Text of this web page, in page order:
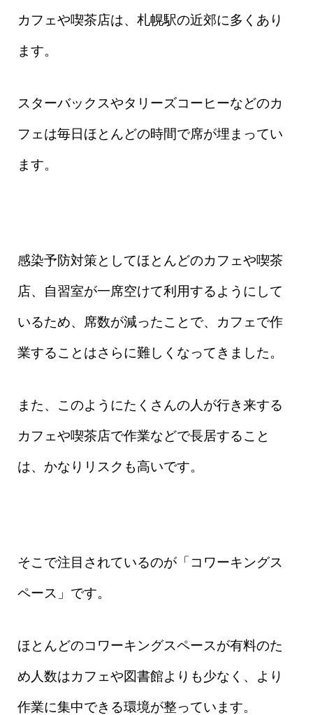
カフェや喫茶店は、札幌駅の近郊に多くあり
ます。
スターバックスやタリーズコーヒーなどのカ
フェは毎日ほとんどの時間で席が埋まってい
ます。
感染予防対策としてほとんどのカフェや喫茶
店、自習室が一席空けて利用するようにして
いるため、席数が減ったことで、カフェで作
業することはさらに難しくなってきました。
また、このようにたくさんの人が行き来する
カフェや喫茶店で作業などで長居すること
は、かなりリスクも高いです。
そこで注目されているのが「コワーキングス
ペース」です。
ほとんどのコワーキングスペースが有料のた
め人数はカフェや図書館よりも少なく、より
作業に集中できる環境が整っています。